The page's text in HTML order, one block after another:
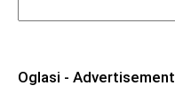
Oglasi - Advertisement